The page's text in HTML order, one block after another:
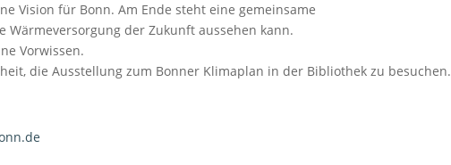
Vision für Bonn. Am Ende steht eine gemeinsame
Wärmeversorgung der Zukunft aussehen kann.
Vorwissen.
die Ausstellung zum Bonner Klimaplan in der Bibliothek zu besuchen.